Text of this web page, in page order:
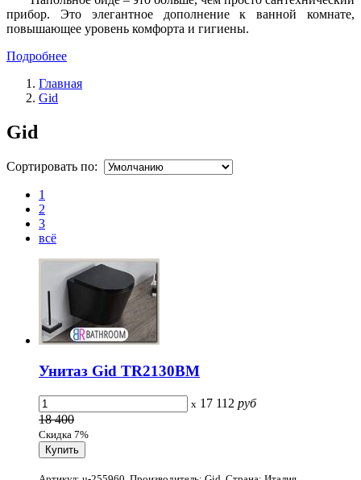
прибор. Это элегантное дополнение к ванной комнате,
повышающее уровень комфорта и гигиены.
Подробнее
Главная
Gid
Gid
Сортировать по:
1
2
3
всё
Унитаз Gid TR2130BM
x 17 112 руб
18 400
Скидка 7%